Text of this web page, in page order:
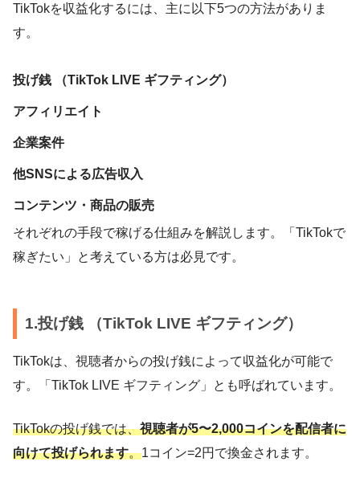
TikTokを収益化するには、主に以下5つの方法がありま
す。
投げ銭 （TikTok LIVE ギフティング）
アフィリエイト
企業案件
他SNSによる広告収入
コンテンツ・商品の販売
それぞれの手段で稼げる仕組みを解説します。「TikTokで
稼ぎたい」と考えている方は必見です。
1.投げ銭 （TikTok LIVE ギフティング）
TikTokは、視聴者からの投げ銭によって収益化が可能で
す。「TikTok LIVE ギフティング」とも呼ばれています。
TikTokの投げ銭では、視聴者が5〜2,000コインを配信者に
向けて投げられます。1コイン=2円で換金されます。